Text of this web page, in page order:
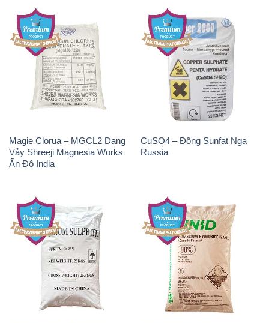
Magie Clorua – MGCL2 Dạng
Vảy Shreeji Magnesia Works
Ấn Độ India
CuSO4 – Đồng Sunfat Nga
Russia